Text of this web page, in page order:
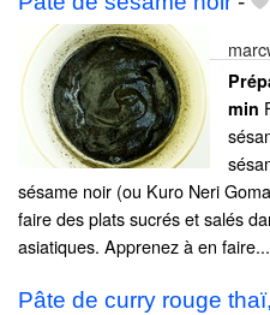
min
sésame noir (ou Kuro Neri
faire des plats sucrés et salés
asiatiques. Apprenez à en faire...
Pâte de curry rouge